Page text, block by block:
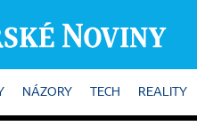
NÁZORY TECH REALITY